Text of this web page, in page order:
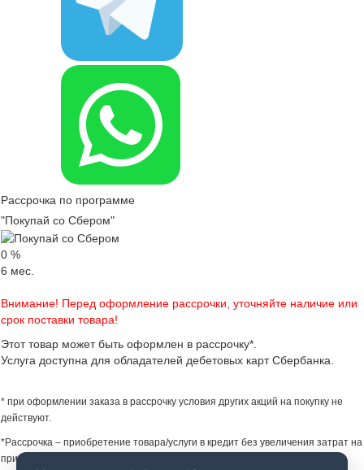
Рассрочка по программе
"Покупай со Сбером"
0 %
6 мес.
Внимание! Перед оформление рассрочки, уточняйте наличие или
срок поставки товара!
Этот товар может быть оформлен в рассрочку*.
Услуга доступна для обладателей дебетовых карт Сбербанка.
* при оформлении заказа в рассрочку условия других акций на покупку не
действуют.
*Рассрочка – приобретение товара/услуги в кредит без увеличения затрат на
приобретение товара/услуги за счет предоставления Партнером Банка